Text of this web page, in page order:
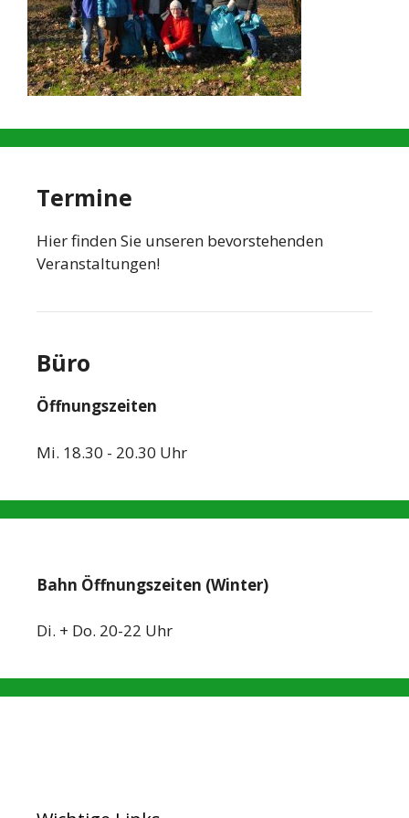
Termine
Hier finden Sie unseren bevorstehenden
Veranstaltungen!
Büro
Öffnungszeiten
Mi. 18.30 - 20.30 Uhr
Bahn Öffnungszeiten (Winter)
Di. + Do. 20-22 Uhr